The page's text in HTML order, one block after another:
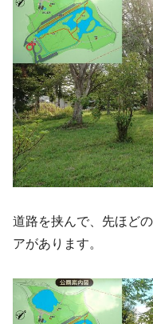
道路を挟んで、先ほど
アがあります。